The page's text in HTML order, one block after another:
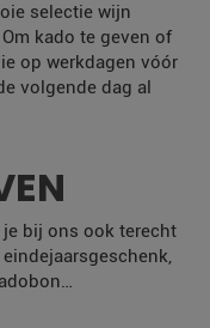
selectie wijn
kado te geven of
op werkdagen vóór
volgende dag al
bij ons ook terecht